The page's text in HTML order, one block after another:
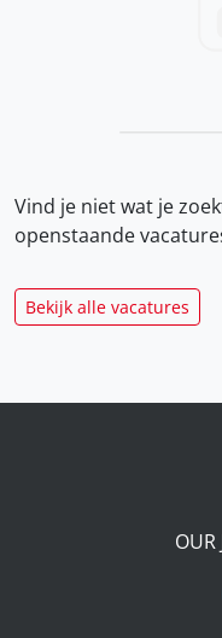
Vind je niet wat je
openstaande
Bekijk alle vacatures
OUR